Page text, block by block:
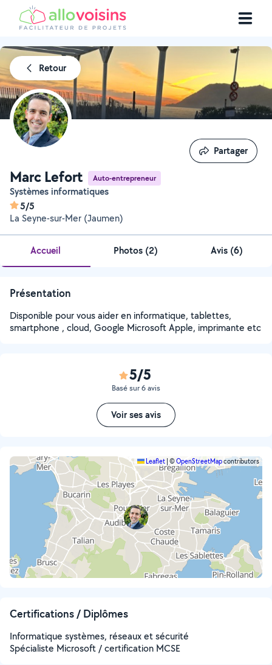
Retour
Marc Lefort Auto-entrepreneur
Systèmes informatiques
5/5
La Seyne-sur-Mer (Jaumen)
Partager
Partager
Accueil Photos (2) Avis (6)
Présentation
Disponible pour vous aider en informatique, tablettes,
smartphone , cloud, Google Microsoft Apple, imprimante etc
5/5
Basé sur 6 avis
Voir ses avis
Leaflet ©OpenStreetMapcontributors
Certifications / Diplômes
Informatique systèmes, réseaux et sécurité
Spécialiste Microsoft / certification MCSE